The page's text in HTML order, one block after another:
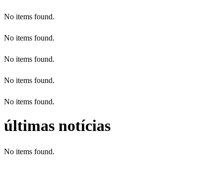
No items found.
No items found.
No items found.
No items found.
No items found.
últimas notícias
No items found.